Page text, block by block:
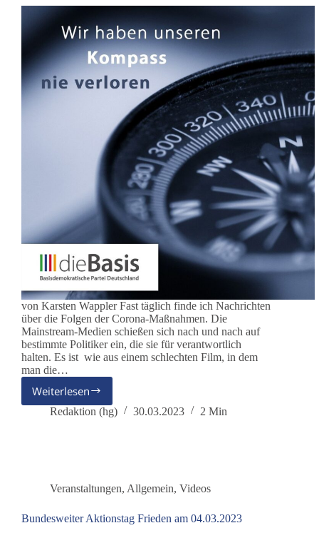
Medien
von Karsten Wappler Fast täglich finde ich Nachrichten
über die Folgen der Corona-Maßnahmen. Die
Mainstream-Medien schießen sich nach und nach auf
bestimmte Politiker ein, die sie für verantwortlich
halten. Es ist wie aus einem schlechten Film, in dem
man die…
Weiterlesen
Meine
Gedanken
Redaktion (hg) 30.03.2023 2 Min
Veranstaltungen, Allgemein, Videos
Bundesweiter Aktionstag Frieden am 04.03.2023